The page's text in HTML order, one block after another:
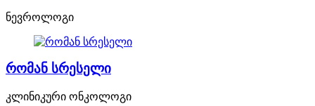
ნევროლოგი
რომან სრესელი
კლინიკური ონკოლოგი